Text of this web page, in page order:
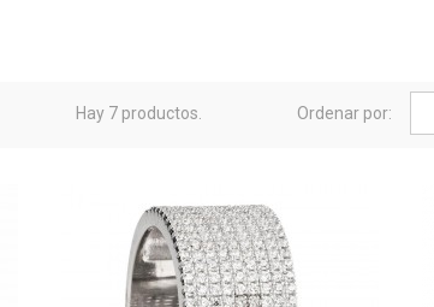
Hay 7 productos. Ordenar por: